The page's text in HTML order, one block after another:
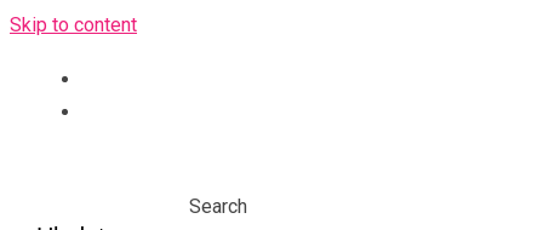
Skip to content
Search